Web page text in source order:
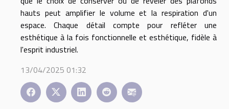
hauts peut amplifier le volume et la respiration d'un
espace. Chaque détail compte pour refléter une
esthétique à la fois fonctionnelle et esthétique, fidèle à
l'esprit industriel.
13/04/2025 01:32